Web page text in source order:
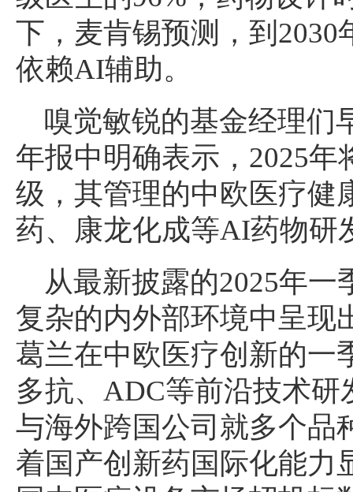
下，麦肯锡预测，到2030
依赖AI辅助。
嗅觉敏锐的基金经理们
年报中明确表示，2025
级，其管理的中欧医疗健
药、康龙化成等AI药物研
从最新披露的2025年
复杂的内外部环境中呈现
葛兰在中欧医疗创新的一
多抗、ADC等前沿技术
与海外跨国公司就多个品
着国产创新药国际化能力